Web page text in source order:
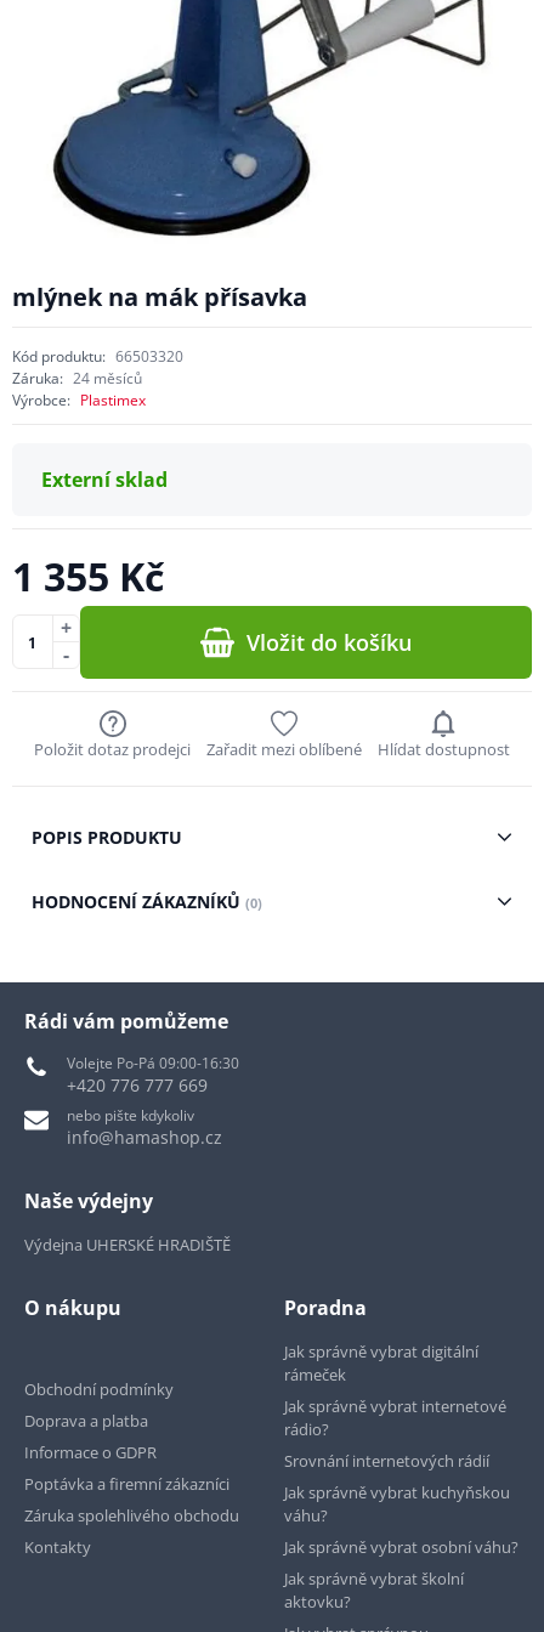
mlýnek na mák přísavka
Kód produktu: 66503320
Záruka: 24 měsíců
Výrobce: Plastimex
Externí sklad
1 355 Kč
-
+ Vložit do košíku
Položit dotaz prodejci Zařadit mezi oblíbené Hlídat dostupnost
POPIS PRODUKTU
HODNOCENÍ ZÁKAZNÍKŮ (0)
Rádi vám pomůžeme
Volejte Po-Pá 09:00-16:30
+420 776 777 669
nebo pište kdykoliv
info@hamashop.cz
Naše výdejny
Výdejna UHERSKÉ HRADIŠTĚ
O nákupu
Obchodní podmínky
Doprava a platba
Informace o GDPR
Poptávka a firemní zákazníci
Záruka spolehlivého obchodu
Kontakty
Poradna
Jak správně vybrat digitální
rámeček
Jak správně vybrat internetové
rádio?
Srovnání internetových rádií
Jak správně vybrat kuchyňskou
váhu?
Jak správně vybrat osobní váhu?
Jak správně vybrat školní
aktovku?